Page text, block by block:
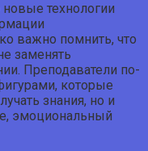
технологии
важно помнить, что
заменять
Преподаватели по-
которые
знания, но и
эмоциональный